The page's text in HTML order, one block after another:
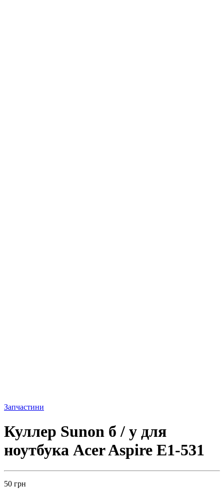
Запчастини
Куллер Sunon б / у для
ноутбука Acer Aspire E1-531
50 грн